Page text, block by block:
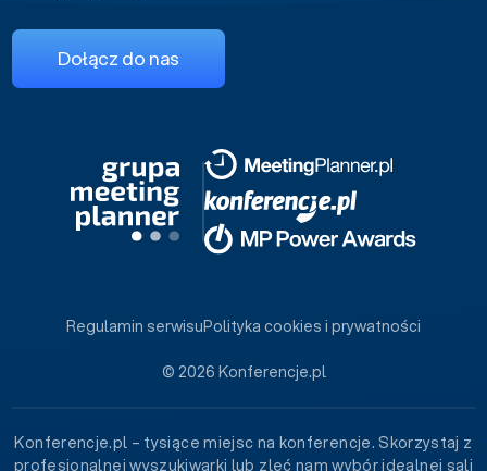
Dołącz do nas
© 2026 Konferencje.pl
Regulamin serwisuPolityka cookies i prywatności
Konferencje.pl – tysiące miejsc na konferencje. Skorzystaj z
profesjonalnej wyszukiwarki lub zleć nam wybór idealnej sali